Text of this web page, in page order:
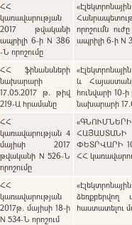
ՀՀ
կառավարության
2017 թվականի
ապրիլի 6-ի N 386
-Ն որոշումը
որոշումն
ապրիլի 6-ի N
ՀՀ ֆինանսների
նախարարի
17.05.2017 թ. թիվ
219-Ա հրամանը
և
հունվարի 10-
նախարարի
ՀՀ
կառավարության 4
մայիսի 2017
թվականի N 526-Ն
որոշումը
ՓԵՏՐՎԱՐԻ
ՀՀ
ՀՀ
կառավարության
2017թ. մայիսի 18-ի
N 534-Ն որոշում
ձեռքբերվող
հաստատելու